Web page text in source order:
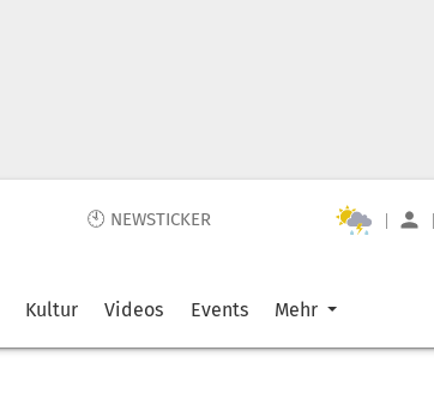
🕙 NEWSTICKER | |
Kultur Videos Events Mehr